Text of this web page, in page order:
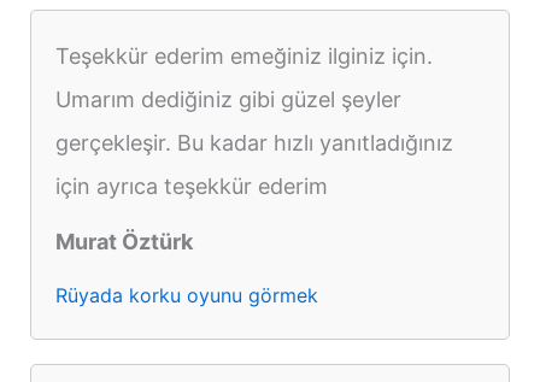
Teşekkür ederim emeğiniz ilginiz için.
Umarım dediğiniz gibi güzel şeyler
gerçekleşir. Bu kadar hızlı yanıtladığınız
için ayrıca teşekkür ederim
Murat Öztürk
Rüyada korku oyunu görmek